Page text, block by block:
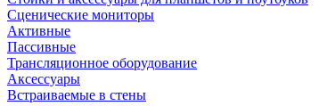
Сценические мониторы
Активные
Пассивные
Трансляционное оборудование
Аксессуары
Встраиваемые в стены